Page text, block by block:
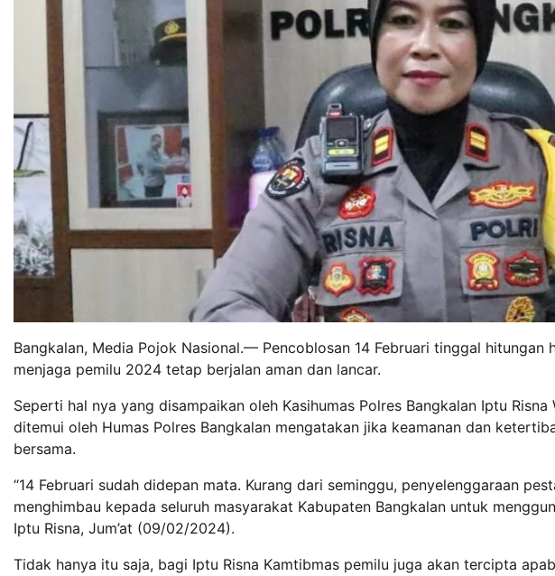
Bangkalan, Media Pojok Nasional.— Pencoblosan 14 Februari tinggal
menjaga pemilu 2024 tetap berjalan aman dan lancar.
Seperti hal nya yang disampaikan oleh Kasihumas Polres Bangkalan Iptu
ditemui oleh Humas Polres Bangkalan mengatakan jika keamanan dan
bersama.
“14 Februari sudah didepan mata. Kurang dari seminggu, penyelenggaraan
menghimbau kepada seluruh masyarakat Kabupaten Bangkalan untuk
Iptu Risna, Jum’at (09/02/2024).
Tidak hanya itu saja, bagi Iptu Risna Kamtibmas pemilu juga akan tercipta